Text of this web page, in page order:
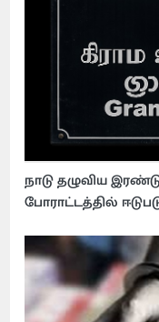
நாடு தழுவிய
போராட்டத்தில்